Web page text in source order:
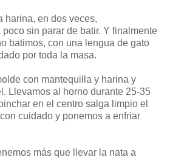
harina, en dos veces,
sin parar de batir. Y finalmente
batimos, con una lengua de gato
por toda la masa.
con mantequilla y harina y
Llevamos al horno durante 25-35
en el centro salga limpio el
cuidado y ponemos a enfriar
más que llevar la nata a